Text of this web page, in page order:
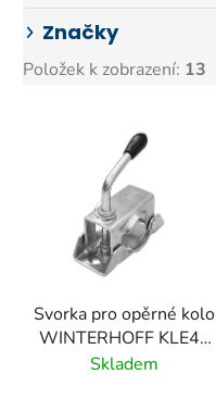
Značky
Položek k zobrazení: 13
Svorka pro opěrné kolo
WINTERHOFF KLE48
48 mm
Skladem